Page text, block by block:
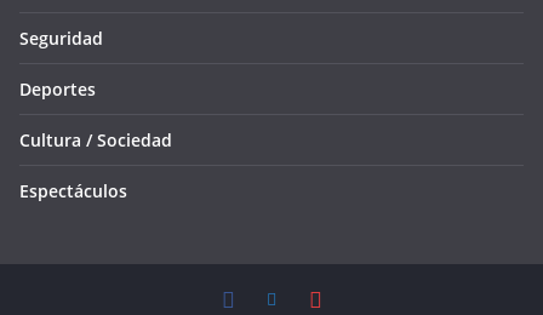
Seguridad
Deportes
Cultura / Sociedad
Espectáculos